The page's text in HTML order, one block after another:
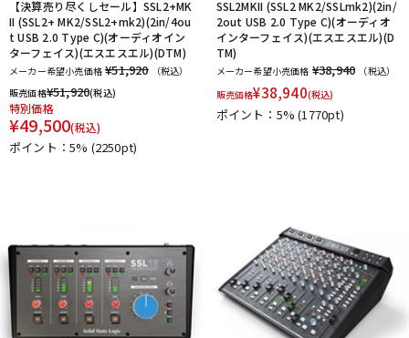
【決算売り尽くしセール】SSL2+MK
II (SSL2+ MK2/SSL2+mk2)(2in/4ou
t USB 2.0 Type C)(オーディオイン
ターフェイス)(エスエスエル)(DTM)
メーカー希望小売価格 ¥51,920
（税込）
販売価格¥51,920(税込)
特別価格
¥49,500(税込)
ポイント：5% (2250pt)
SSL2MKII (SSL2 MK2/SSLmk2)(2in/
2out USB 2.0 Type C)(オーディオ
インターフェイス)(エスエスエル)(D
TM)
メーカー希望小売価格 ¥38,940
（税込）
販売価格¥38,940(税込)
ポイント：5%(1770pt)